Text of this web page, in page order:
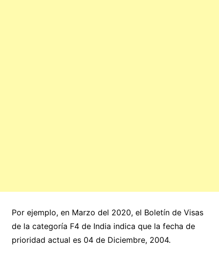
Por ejemplo, en Marzo del 2020, el Boletín de Visas
de la categoría F4 de India indica que la fecha de
prioridad actual es 04 de Diciembre, 2004.